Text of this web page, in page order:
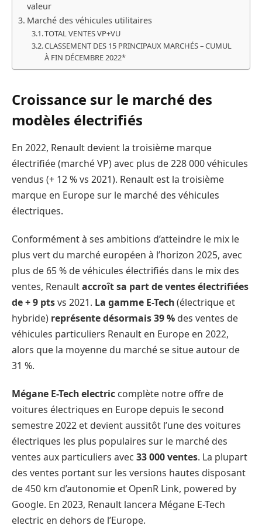
valeur
Marché des véhicules utilitaires
TOTAL VENTES VP+VU
CLASSEMENT DES 15 PRINCIPAUX MARCHÉS – CUMUL
À FIN DÉCEMBRE 2022*
Croissance sur le marché des
modèles électrifiés
En 2022, Renault devient la troisième marque
électrifiée (marché VP) avec plus de 228 000 véhicules
vendus (+ 12 % vs 2021). Renault est la troisième
marque en Europe sur le marché des véhicules
électriques.
Conformément à ses ambitions d’atteindre le mix le
plus vert du marché européen à l’horizon 2025, avec
plus de 65 % de véhicules électrifiés dans le mix des
ventes, Renaultaccroît sa part de ventes électrifiées
de + 9 ptsvs 2021. La gamme E-Tech(électrique et
hybride) représente désormais 39 % des ventes de
véhicules particuliers Renault en Europe en 2022,
alors que la moyenne du marché se situe autour de
31 %.
Mégane E-Tech electric complète notre offre de
voitures électriques en Europe depuis le second
semestre 2022 et devient aussitôt l’une des voitures
électriques les plus populaires sur le marché des
ventes aux particuliers avec 33 000 ventes. La plupart
des ventes portant sur les versions hautes disposant
de 450 km d’autonomie et OpenR Link, powered by
Google. En 2023, Renault lancera Mégane E-Tech
electric en dehors de l’Europe.